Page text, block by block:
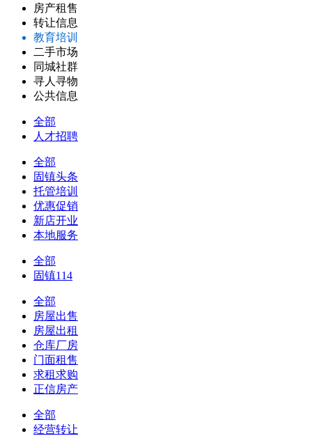
房产租售
转让信息
教育培训
二手市场
同城社群
寻人寻物
公共信息
全部
人才招聘
全部
固镇头条
托管培训
优惠促销
新店开业
本地服务
全部
固镇114
全部
房屋出售
房屋出租
仓库厂房
门面租售
求租求购
正信房产
全部
经营转让